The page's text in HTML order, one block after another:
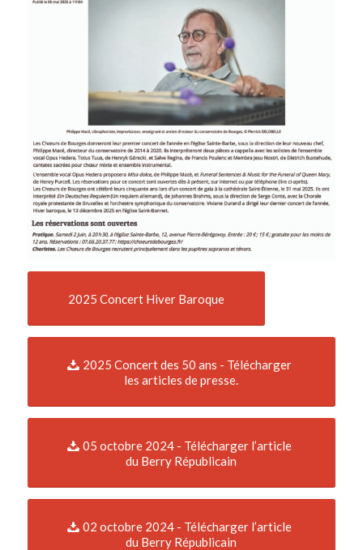
2025 Concert Hiver Baroque
2025 Concert des 50 ans - Télécharger
les articles de presse.
05 octobre 2024 - Télécharger l’article
du Berry Républicain
02 octobre 2024 - Télécharger l’article
du Berry Républicain